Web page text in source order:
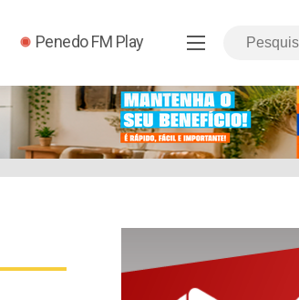
Penedo FM Play